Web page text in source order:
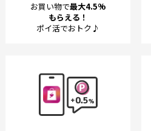
お買い物で最大4.5%
もらえる！
ポイ活でおトク♪